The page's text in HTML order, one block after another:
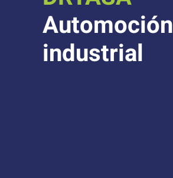
Automoción
industrial